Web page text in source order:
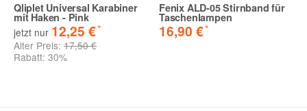
Qliplet Universal Karabiner
mit Haken - Pink
jetzt nur 12,25 €*
Alter Preis: 17,50 €
Rabatt: 30%
Fenix ALD-05 Stirnband für
Taschenlampen
16,90 €*